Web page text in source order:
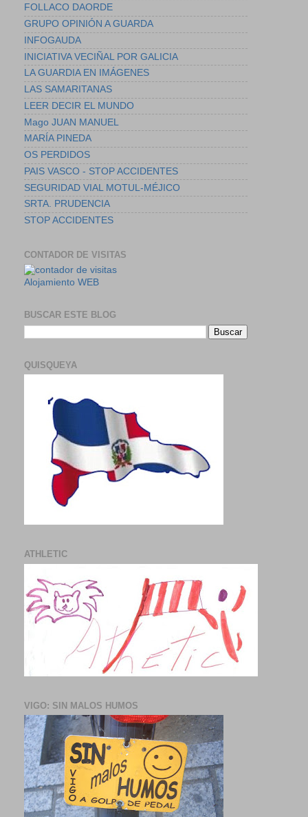
FOLLACO DAORDE
GRUPO OPINIÓN A GUARDA
INFOGAUDA
INICIATIVA VECIÑAL POR GALICIA
LA GUARDIA EN IMÁGENES
LAS SAMARITANAS
LEER DECIR EL MUNDO
Mago JUAN MANUEL
MARÍA PINEDA
OS PERDIDOS
PAIS VASCO - STOP ACCIDENTES
SEGURIDAD VIAL MOTUL-MÉJICO
SRTA. PRUDENCIA
STOP ACCIDENTES
CONTADOR DE VISITAS
Alojamiento WEB
BUSCAR ESTE BLOG
QUISQUEYA
ATHLETIC
VIGO: SIN MALOS HUMOS